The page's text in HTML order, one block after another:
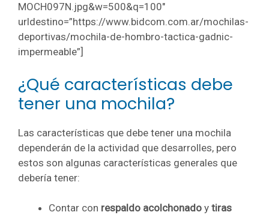
MOCH097N.jpg&w=500&q=100″
urldestino=”https://www.bidcom.com.ar/mochilas-
deportivas/mochila-de-hombro-tactica-gadnic-
impermeable”]
¿Qué características debe
tener una mochila?
Las características que debe tener una mochila
dependerán de la actividad que desarrolles, pero
estos son algunas características generales que
debería tener:
Contar con respaldo acolchonado y tiras